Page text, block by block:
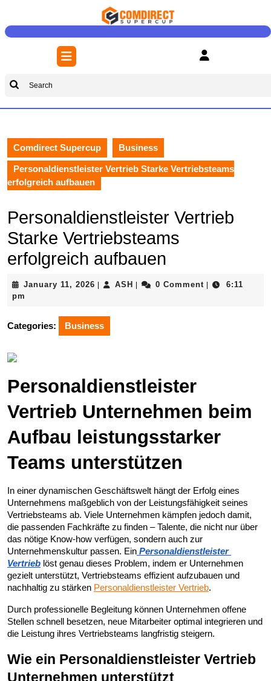
content
Open
Button
Search
Comdirect Supercup Business
Personaldienstleister Vertrieb Starke Vertriebsteams
erfolgreich aufbauen
Personaldienstleister Vertrieb
Starke Vertriebsteams
erfolgreich aufbauen
January 11, 2026 January
| ASH ASH
| 0 Comment |
6:11
pm
Categories: Business
Personaldienstleister
Vertrieb Unternehmen beim
Aufbau leistungsstarker
Teams unterstützen
In einer dynamischen Geschäftswelt hängt der Erfolg eines
Unternehmens maßgeblich von der Leistungsfähigkeit seines
Vertriebsteams ab. Viele Unternehmen kämpfen jedoch damit,
die passenden Fachkräfte zu finden – Talente, die nicht nur über
das nötige Know-how verfügen, sondern auch zur
Unternehmenskultur passen. Ein Personaldienstleister
Vertrieb löst genau dieses Problem, indem er Unternehmen
gezielt unterstützt, Vertriebsteams effizient aufzubauen und
nachhaltig zu stärken Personaldienstleister Vertrieb.
Durch professionelle Begleitung können Unternehmen offene
Stellen schnell besetzen, neue Mitarbeiter optimal integrieren und
die Leistung ihres Vertriebsteams langfristig steigern.
Wie ein Personaldienstleister Vertrieb
Unternehmen unterstützt